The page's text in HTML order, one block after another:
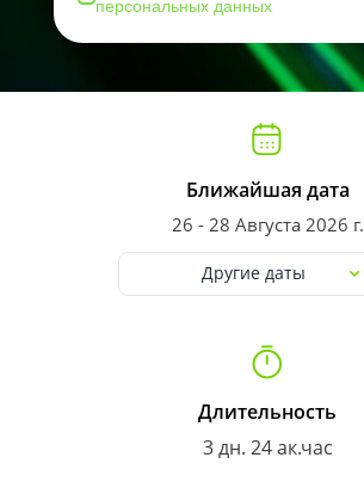
персональных данных
Ближайшая дата
26 - 28 Августа 2026 г.
Другие даты
Длительность
3 дн. 24 ак.час